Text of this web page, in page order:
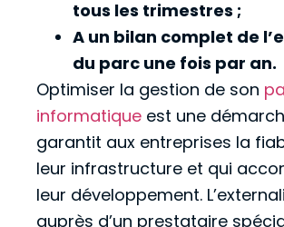
tous les trimestres ;
A un bilan complet de
du parc une fois par an.
Optimiser la gestion de son
informatique est une
garantit aux entreprises la
leur infrastructure et qui
leur développement.
auprès d’un prestataire